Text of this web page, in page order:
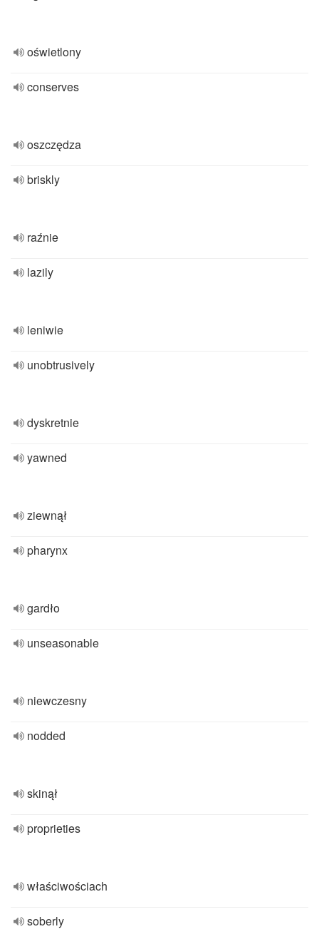
oświetlony
conserves
oszczędza
briskly
raźnie
lazily
leniwie
unobtrusively
dyskretnie
yawned
ziewnął
pharynx
gardło
unseasonable
niewczesny
nodded
skinął
proprieties
właściwościach
soberly